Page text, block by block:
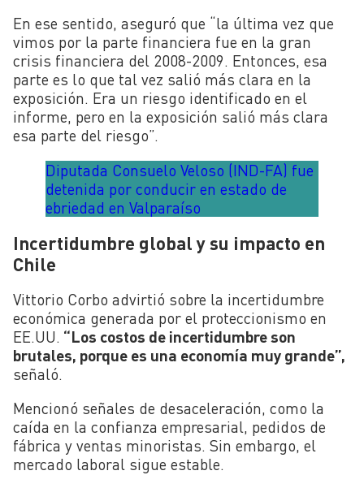
En ese sentido, aseguró que “la última vez que
vimos por la parte financiera fue en la gran
crisis financiera del 2008-2009. Entonces, esa
parte es lo que tal vez salió más clara en la
exposición. Era un riesgo identificado en el
informe, pero en la exposición salió más clara
esa parte del riesgo”.
Diputada Consuelo Veloso (IND-FA) fue
detenida por conducir en estado de
ebriedad en Valparaíso
Incertidumbre global y su impacto en
Chile
Vittorio Corbo advirtió sobre la incertidumbre
económica generada por el proteccionismo en
EE.UU. “Los costos de incertidumbre son
brutales, porque es una economía muy grande”,
señaló.
Mencionó señales de desaceleración, como la
caída en la confianza empresarial, pedidos de
fábrica y ventas minoristas. Sin embargo, el
mercado laboral sigue estable.